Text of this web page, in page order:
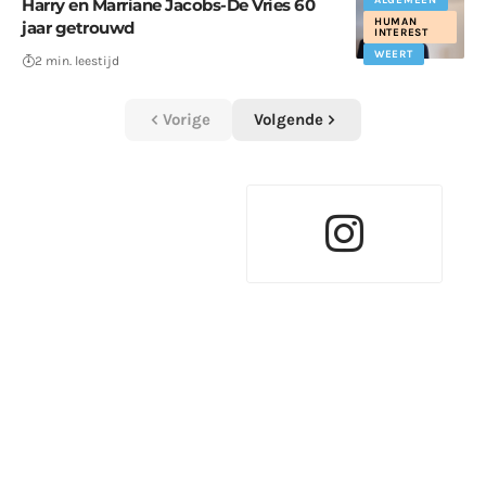
HUMAN
INTEREST
WEERT
Harry en Marriane Jacobs-De Vries 60
jaar getrouwd
2 min. leestijd
Vorige Volgende